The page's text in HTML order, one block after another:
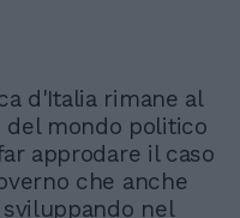
d'Italia rimane al
mondo politico
approdare il caso
che anche
nel